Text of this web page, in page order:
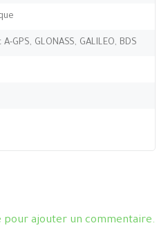
GPS, GLONASS, GALILEO, BDS
ajouter un commentaire.